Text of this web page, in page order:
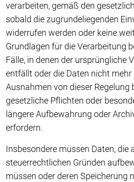
verarbeiten, gemäß den
sobald die zugrundeliegenden
widerrufen werden oder keine
Grundlagen für die Verarbeitung
Fälle, in denen der ursprüngliche
entfällt oder die Daten nicht
Ausnahmen von dieser Regelung
gesetzliche Pflichten oder
längere Aufbewahrung oder
erfordern.
Insbesondere müssen Daten, die
steuerrechtlichen Gründen
müssen oder deren Speicherung